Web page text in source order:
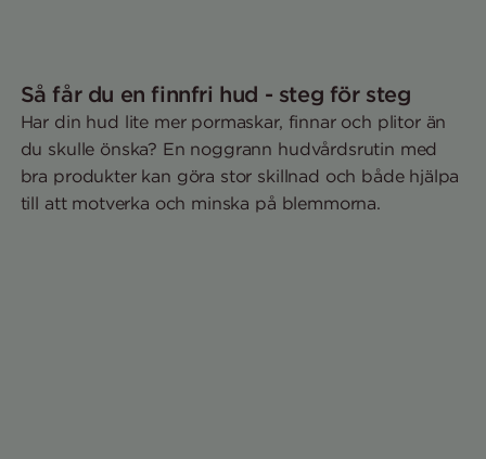
Så får du en finnfri hud - steg för steg
Har din hud lite mer pormaskar, finnar och plitor än
du skulle önska? En noggrann hudvårdsrutin med
bra produkter kan göra stor skillnad och både hjälpa
till att motverka och minska på blemmorna.